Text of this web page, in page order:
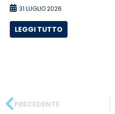
31 LUGLIO 2026
LEGGI TUTTO
PRECEDENTE